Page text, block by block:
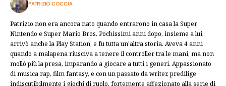
PATRIZIO COCCIA
Patrizio non era ancora nato quando entrarono in casa la Super
Nintendo e Super Mario Bros. Pochissimi anni dopo, insieme a lui,
arrivò anche la Play Station, e fu tutta un'altra storia. Aveva 4 anni
quando a malapena riusciva a tenere il controller tra le mani, ma non
mollò più la presa, imparando a giocare a tutti i generi. Appassionato
di musica rap, film fantasy, e con un passato da writer, predilige
indiscutibilmente i giochi di ruolo, fortemente affezionato alla serie di